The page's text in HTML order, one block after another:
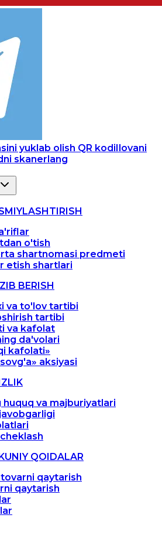
Ilovani
skanerlang
o'tish
shartnomasi predmeti
etish shartlari
BERISH
va to'lov tartibi
tartibi
va kafolat
da'volari
kafolati»
aksiyasi
huquq va majburiyatlari
QOIDALAR
qaytarish
qaytarish